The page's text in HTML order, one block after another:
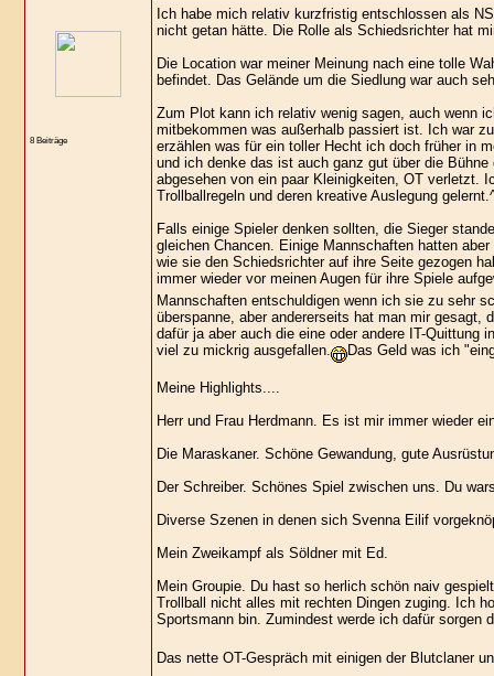
8 Beiträge
Ich habe mich relativ kurzfristig entschlossen als
nicht getan hätte. Die Rolle als Schiedsrichter hat
Die Location war meiner Meinung nach eine tolle
befindet. Das Gelände um die Siedlung war auch
Zum Plot kann ich relativ wenig sagen, auch wenn
mitbekommen was außerhalb passiert ist. Ich war
erzählen was für ein toller Hecht ich doch früher in
und ich denke das ist auch ganz gut über die
abgesehen von ein paar Kleinigkeiten, OT verletzt.
Trollballregeln und deren kreative Auslegung
Falls einige Spieler denken sollten, die Sieger
gleichen Chancen. Einige Mannschaften hatten
wie sie den Schiedsrichter auf ihre Seite gezogen
immer wieder vor meinen Augen für ihre Spiele
Mannschaften entschuldigen wenn ich sie zu sehr
überspanne, aber andererseits hat man mir gesagt,
dafür ja aber auch die eine oder andere IT-Quittung
viel zu mickrig ausgefallen.
Das Geld was ich
Meine Highlights....
Herr und Frau Herdmann. Es ist mir immer wieder
Die Maraskaner. Schöne Gewandung, gute
Der Schreiber. Schönes Spiel zwischen uns. Du
Diverse Szenen in denen sich Svenna Eilif
Mein Zweikampf als Söldner mit Ed.
Mein Groupie. Du hast so herlich schön naiv
Trollball nicht alles mit rechten Dingen zuging. Ich
Sportsmann bin. Zumindest werde ich dafür sorgen
Das nette OT-Gespräch mit einigen der Blutclaner